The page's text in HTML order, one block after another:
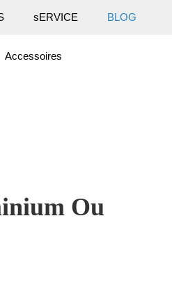
sERVICE BLOG
Accessoires
Ou